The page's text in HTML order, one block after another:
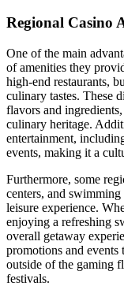
Regional Casino
One of the main
of amenities they
high-end restaurants,
culinary tastes. These
flavors and
culinary heritage.
entertainment,
events, making it a
Furthermore, some
centers, and
leisure experience.
enjoying a refreshing
overall getaway
promotions and events
outside of the gaming
festivals.